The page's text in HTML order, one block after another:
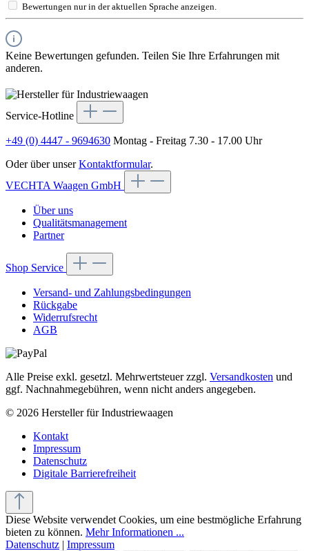
Bewertungen nur in der aktuellen Sprache anzeigen.
Keine Bewertungen gefunden. Teilen Sie Ihre Erfahrungen mit
anderen.
Service-Hotline
+49 (0) 4447 - 9694630 Montag - Freitag 7.30 - 17.00 Uhr
Oder über unserKontaktformular.
VECHTA Waagen GmbH
Über uns
Qualitätsmanagement
Partner
Shop Service
Versand- und Zahlungsbedingungen
Rückgabe
Widerrufsrecht
AGB
Alle Preise exkl. gesetzl. Mehrwertsteuer zzgl. Versandkosten und
ggf. Nachnahmegebühren, wenn nicht anders angegeben.
© 2026 Hersteller für Industriewaagen
Kontakt
Impressum
Datenschutz
Digitale Barrierefreiheit
Diese Website verwendet Cookies, um eine bestmögliche Erfahrung
bieten zu können. Mehr Informationen ...
Datenschutz | Impressum